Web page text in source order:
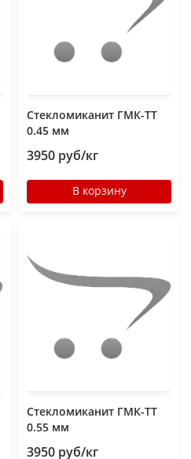
Стекломиканит ГМК-ТТ
0.45 мм
3950 руб/кг
В корзину
Стекломиканит ГМК-ТТ
0.55 мм
3950 руб/кг